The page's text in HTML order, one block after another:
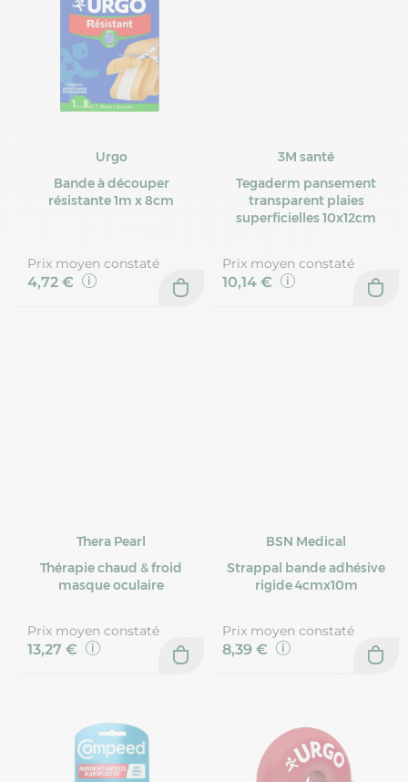
Urgo
Bande à découper
résistante 1m x 8cm
Prix moyen constaté
4,72 €
3M santé
Tegaderm pansement
transparent plaies
superficielles 10x12cm
Prix moyen constaté
10,14 €
Thera Pearl
Thérapie chaud & froid
masque oculaire
Prix moyen constaté
13,27 €
BSN Medical
Strappal bande adhésive
rigide 4cmx10m
Prix moyen constaté
8,39 €